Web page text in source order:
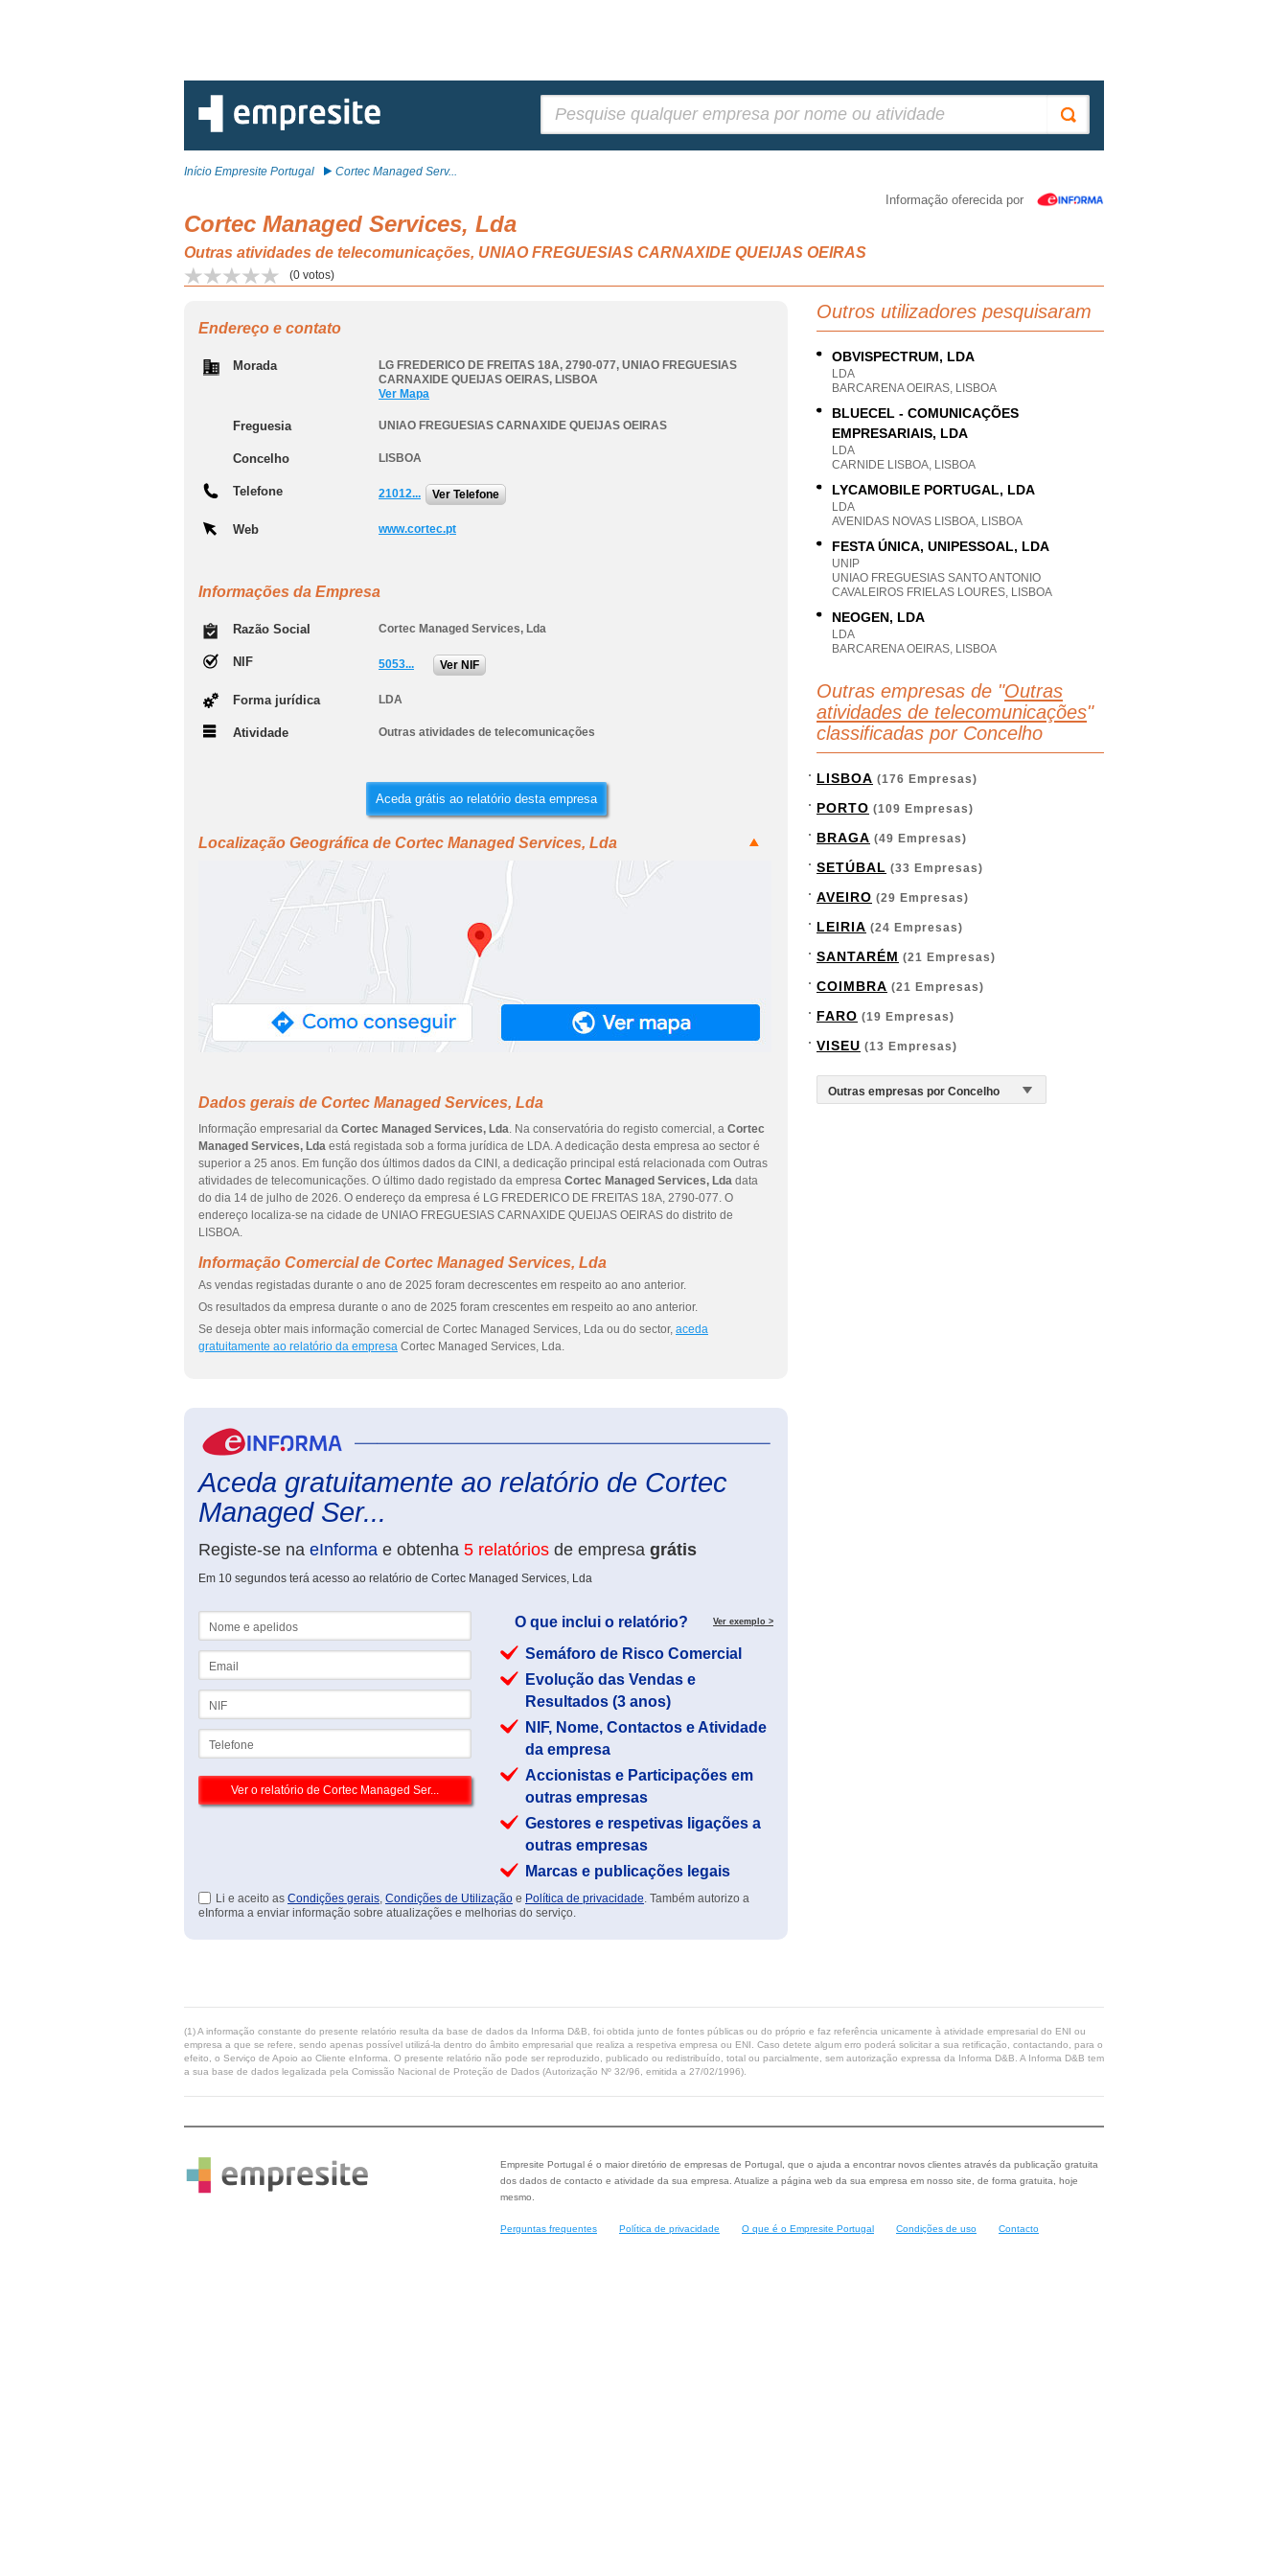
Início Empresite Portugal Cortec Managed Serv...
Informação oferecida por
Cortec Managed Services, Lda
Outras atividades de telecomunicações, UNIAO FREGUESIAS CARNAXIDE QUEIJAS OEIRAS
(0 votos)
Endereço e contato
Morada LG FREDERICO DE FREITAS 18A, 2790-077, UNIAO FREGUESIAS
CARNAXIDE QUEIJAS OEIRAS, LISBOA
Ver Mapa
Freguesia UNIAO FREGUESIAS CARNAXIDE QUEIJAS OEIRAS
Concelho LISBOA
Telefone 21012... Ver Telefone
Web www.cortec.pt
Informações da Empresa
Razão Social Cortec Managed Services, Lda
NIF 5053... Ver NIF
Forma jurídica LDA
Atividade Outras atividades de telecomunicações
Aceda grátis ao relatório desta empresa
Localização Geográfica de Cortec Managed Services, Lda
Dados gerais de Cortec Managed Services, Lda
Informação empresarial da Cortec Managed Services, Lda. Na conservatória do registo comercial, a Cortec
Managed Services, Lda está registada sob a forma jurídica de LDA. A dedicação desta empresa ao sector é
superior a 25 anos. Em função dos últimos dados da CINI, a dedicação principal está relacionada com Outras
atividades de telecomunicações. O último dado registado da empresa Cortec Managed Services, Lda data
do dia 14 de julho de 2026. O endereço da empresa é LG FREDERICO DE FREITAS 18A, 2790-077. O
endereço localiza-se na cidade de UNIAO FREGUESIAS CARNAXIDE QUEIJAS OEIRAS do distrito de
LISBOA.
Informação Comercial de Cortec Managed Services, Lda
As vendas registadas durante o ano de 2025 foram decrescentes em respeito ao ano anterior.
Os resultados da empresa durante o ano de 2025 foram crescentes em respeito ao ano anterior.
Se deseja obter mais informação comercial de Cortec Managed Services, Lda ou do sector, aceda
gratuitamente ao relatório da empresa Cortec Managed Services, Lda.
Aceda gratuitamente ao relatório de Cortec
Managed Ser...
Registe-se na eInforma e obtenha 5 relatórios de empresa grátis
Em 10 segundos terá acesso ao relatório de Cortec Managed Services, Lda
O que inclui o relatório? Ver exemplo >
Semáforo de Risco Comercial
Evolução das Vendas e
Resultados (3 anos)
NIF, Nome, Contactos e Atividade
da empresa
Accionistas e Participações em
outras empresas
Gestores e respetivas ligações a
outras empresas
Marcas e publicações legais
Li e aceito as Condições gerais, Condições de Utilização e Política de privacidade. Também autorizo a
eInforma a enviar informação sobre atualizações e melhorias do serviço.
Outros utilizadores pesquisaram
OBVISPECTRUM, LDA
LDA
BARCARENA OEIRAS, LISBOA
BLUECEL - COMUNICAÇÕES
EMPRESARIAIS, LDA
LDA
CARNIDE LISBOA, LISBOA
LYCAMOBILE PORTUGAL, LDA
LDA
AVENIDAS NOVAS LISBOA, LISBOA
FESTA ÚNICA, UNIPESSOAL, LDA
UNIP
UNIAO FREGUESIAS SANTO ANTONIO
CAVALEIROS FRIELAS LOURES, LISBOA
NEOGEN, LDA
LDA
BARCARENA OEIRAS, LISBOA
Outras empresas de "Outras
atividades de telecomunicações"
classificadas por Concelho
LISBOA (176 Empresas)
PORTO (109 Empresas)
BRAGA (49 Empresas)
SETÚBAL (33 Empresas)
AVEIRO (29 Empresas)
LEIRIA (24 Empresas)
SANTARÉM (21 Empresas)
COIMBRA (21 Empresas)
FARO (19 Empresas)
VISEU (13 Empresas)
(1) A informação constante do presente relatório resulta da base de dados da Informa D&B, foi obtida junto de fontes públicas ou do próprio e faz referência unicamente à atividade empresarial do ENI ou
empresa a que se refere, sendo apenas possível utilizá-la dentro do âmbito empresarial que realiza a respetiva empresa ou ENI. Caso detete algum erro poderá solicitar a sua retificação, contactando, para o
efeito, o Serviço de Apoio ao Cliente eInforma. O presente relatório não pode ser reproduzido, publicado ou redistribuído, total ou parcialmente, sem autorização expressa da Informa D&B. A Informa D&B tem
a sua base de dados legalizada pela Comissão Nacional de Proteção de Dados (Autorização Nº 32/96, emitida a 27/02/1996).
Empresite Portugal é o maior diretório de empresas de Portugal, que o ajuda a encontrar novos clientes através da publicação gratuita
dos dados de contacto e atividade da sua empresa. Atualize a página web da sua empresa em nosso site, de forma gratuita, hoje
mesmo.
Perguntas frequentes Política de privacidade O que é o Empresite Portugal Condições de uso Contacto